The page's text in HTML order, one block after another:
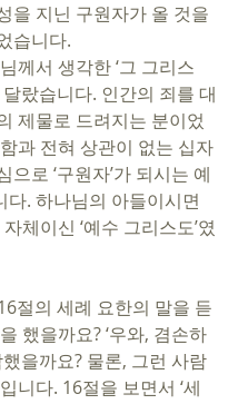
을 지닌 구원자가 올 것을
습니다.
께서 생각한 ‘그 그리스
달랐습니다. 인간의 죄를 대
제물로 드려지는 분이었
과 전혀 상관이 없는 십자
으로 ‘구원자’가 되시는 예
다. 하나님의 아들이시면
체이신 ‘예수 그리스도’였
절의 세례 요한의 말을 듣
했을까요? ‘우와, 겸손하
했을까요? 물론, 그런 사람
니다. 16절을 보면서 ‘세